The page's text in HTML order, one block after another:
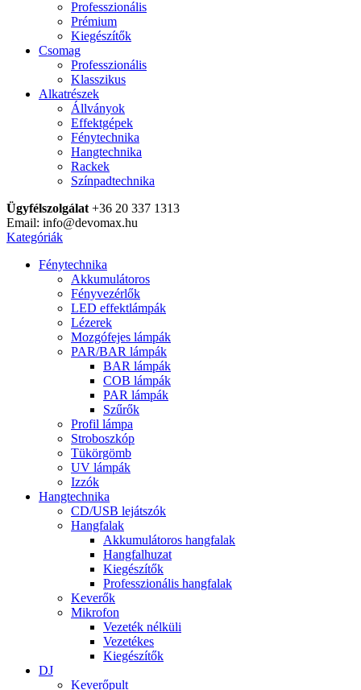
Professzionális
Prémium
Kiegészítők
Csomag
Professzionális
Klasszikus
Alkatrészek
Állványok
Effektgépek
Fénytechnika
Hangtechnika
Rackek
Színpadtechnika
Ügyfélszolgálat +36 20 337 1313
Email: info@devomax.hu
Kategóriák
Fénytechnika
Akkumulátoros
Fényvezérlők
LED effektlámpák
Lézerek
Mozgófejes lámpák
PAR/BAR lámpák
BAR lámpák
COB lámpák
PAR lámpák
Szűrők
Profil lámpa
Stroboszkóp
Tükörgömb
UV lámpák
Izzók
Hangtechnika
CD/USB lejátszók
Hangfalak
Akkumulátoros hangfalak
Hangfalhuzat
Kiegészítők
Professzionális hangfalak
Keverők
Mikrofon
Vezeték nélküli
Vezetékes
Kiegészítők
DJ
Keverőpult